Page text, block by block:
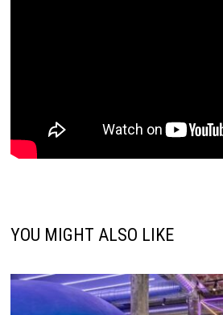
YOU MIGHT ALSO LIKE